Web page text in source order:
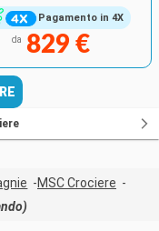
Pagamento in 4X
da 829 €
MSC Crociere